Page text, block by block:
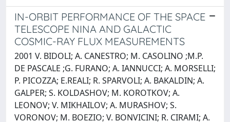
IN-ORBIT PERFORMANCE OF THE SPACE
TELESCOPE NINA AND GALACTIC
COSMIC-RAY FLUX MEASUREMENTS
2001 V. BIDOLI; A. CANESTRO; M. CASOLINO ;M.P.
DE PASCALE ;G. FURANO; A. IANNUCCI; A. MORSELLI;
P. PICOZZA; E.REALI; R. SPARVOLI; A. BAKALDIN; A.
GALPER; S. KOLDASHOV; M. KOROTKOV; A.
LEONOV; V. MIKHAILOV; A. MURASHOV; S.
VORONOV; M. BOEZIO; V. BONVICINI; R. CIRAMI; A.